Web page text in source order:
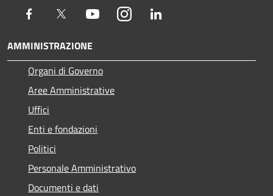
Facebook Twitter YoutubeInstagram
AMMINISTRAZIONE
Organi di Governo
Aree Amministrative
Uffici
Enti e fondazioni
Politici
Personale Amministrativo
Documenti e dati